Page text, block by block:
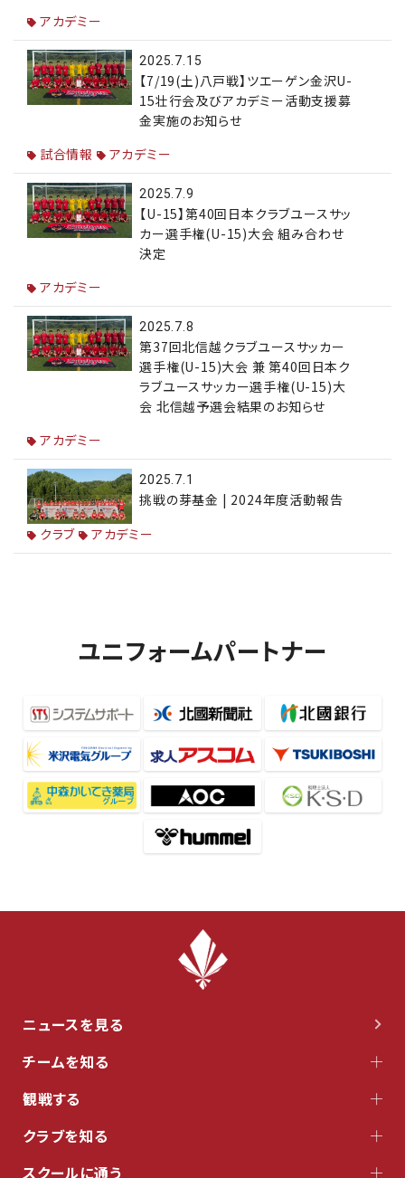
アカデミー
2025.7.15
【7/19(土)八戸戦】ツエーゲン金沢U-
15壮行会及びアカデミー活動支援募
金実施のお知らせ
試合情報
アカデミー
2025.7.9
【U-15】第40回日本クラブユースサッ
カー選手権(U-15)大会 組み合わせ
決定
アカデミー
2025.7.8
第37回北信越クラブユースサッカー
選手権(U-15)大会 兼 第40回日本ク
ラブユースサッカー選手権(U-15)大
会 北信越予選会結果のお知らせ
アカデミー
2025.7.1
挑戦の芽基金 | 2024年度活動報告
クラブ
アカデミー
ユニフォームパートナー
ニュースを見る
チームを知る
観戦する
クラブを知る
スクールに通う